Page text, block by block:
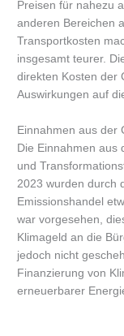
Preisen für nahezu
anderen Bereichen
Transportkosten
insgesamt teurer.
direkten Kosten der
Auswirkungen auf
Einnahmen aus der
Die Einnahmen aus
und
2023 wurden durch
Emissionshandel
war vorgesehen,
Klimageld an die
jedoch nicht
Finanzierung von
erneuerbarer